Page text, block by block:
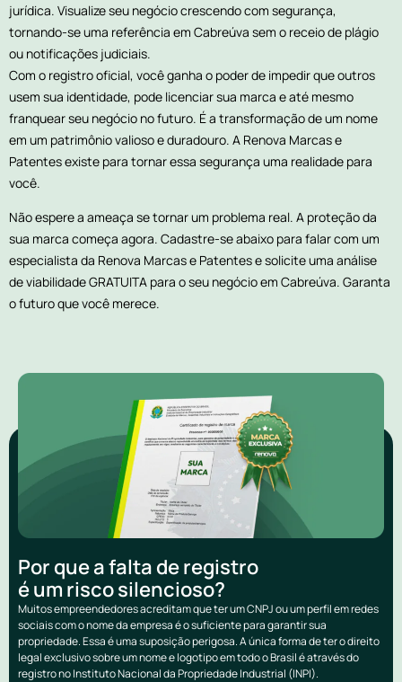
jurídica. Visualize seu negócio crescendo com segurança,
tornando-se uma referência em Cabreúva sem o receio de plágio
ou notificações judiciais.
Com o registro oficial, você ganha o poder de impedir que outros
usem sua identidade, pode licenciar sua marca e até mesmo
franquear seu negócio no futuro. É a transformação de um nome
em um patrimônio valioso e duradouro. A Renova Marcas e
Patentes existe para tornar essa segurança uma realidade para
você.
Não espere a ameaça se tornar um problema real. A proteção da
sua marca começa agora. Cadastre-se abaixo para falar com um
especialista da Renova Marcas e Patentes e solicite uma análise
de viabilidade GRATUITA para o seu negócio em Cabreúva. Garanta
o futuro que você merece.
Por que a falta de registro
é um risco silencioso?
Muitos empreendedores acreditam que ter um CNPJ ou um perfil em redes
sociais com o nome da empresa é o suficiente para garantir sua
propriedade. Essa é uma suposição perigosa. A única forma de ter o direito
legal exclusivo sobre um nome e logotipo em todo o Brasil é através do
registro no Instituto Nacional da Propriedade Industrial (INPI).